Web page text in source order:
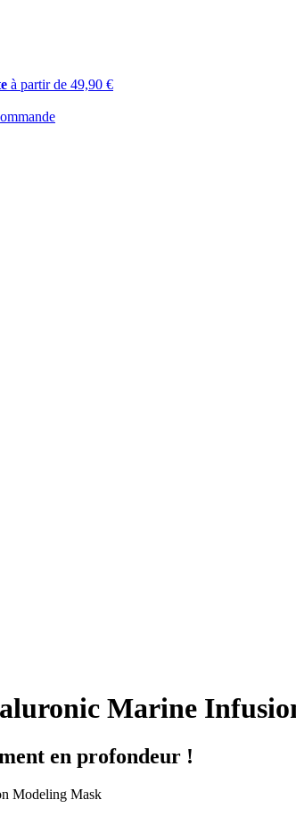
à partir de 49,90 €
Marine
en profondeur !
Modeling Mask